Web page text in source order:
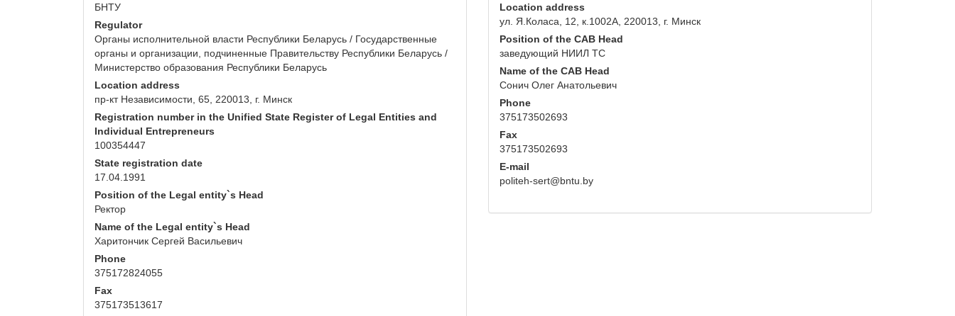
БНТУ
Regulator
Органы исполнительной власти Республики Беларусь / Государственные
органы и организации, подчиненные Правительству Республики Беларусь /
Министерство образования Республики Беларусь
Location address
пр-кт Независимости, 65, 220013, г. Минск
Registration number in the Unified State Register of Legal Entities and
Individual Entrepreneurs
100354447
State registration date
17.04.1991
Position of the Legal entity`s Head
Ректор
Name of the Legal entity`s Head
Харитончик Сергей Васильевич
Phone
375172824055
Fax
375173513617
Location address
ул. Я.Коласа, 12, к.1002А, 220013, г. Минск
Position of the CAB Head
заведующий НИИЛ ТС
Name of the CAB Head
Сонич Олег Анатольевич
Phone
375173502693
Fax
375173502693
E-mail
politeh-sert@bntu.by